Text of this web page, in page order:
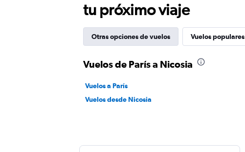
tu próximo viaje
Otras opciones de vuelos Vuelos populares
Vuelos de París a Nicosia
Vuelos a París
Vuelos desde Nicosia